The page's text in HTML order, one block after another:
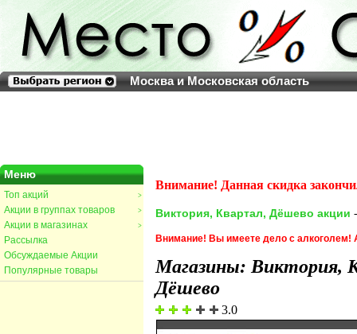
Москва и Московская область
Меню
>
Топ акций
>
Акции в группах товаров
>
Акции в магазинах
Рассылка
Обсуждаемые Акции
Популярные товары
Внимание! Данная скидка
Виктория, Квартал, Дёшево акции
Внимание! Вы имеете дело с алкоголем!
Магазины: Виктория,
Дёшево
3.0